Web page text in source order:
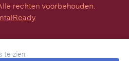
te zien
rechten voorbehouden.